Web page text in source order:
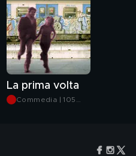
La prima volta
Commedia | 105